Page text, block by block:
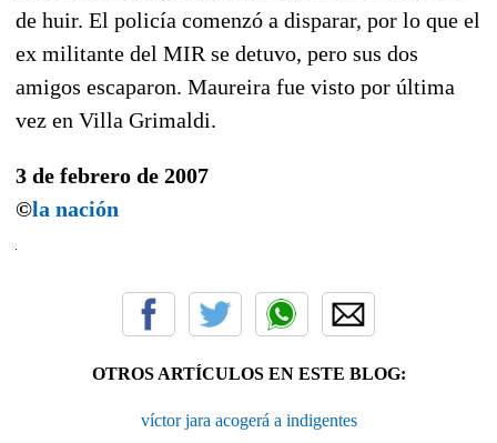
de huir. El policía comenzó a disparar, por lo que el
ex militante del MIR se detuvo, pero sus dos
amigos escaparon. Maureira fue visto por última
vez en Villa Grimaldi.
3 de febrero de 2007
©la nación
OTROS ARTÍCULOS EN ESTE BLOG:
víctor jara acogerá a indigentes